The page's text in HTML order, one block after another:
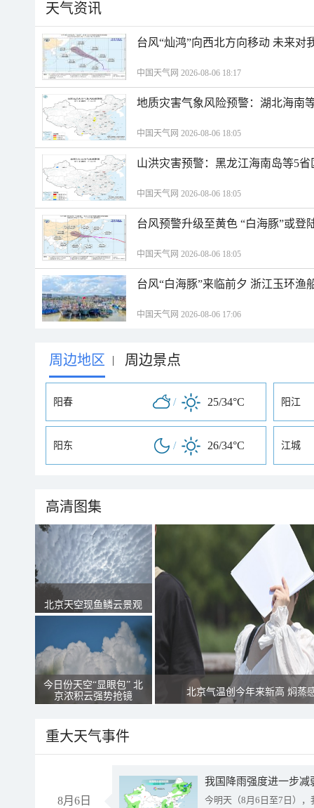
天气资讯
台风“灿鸿”向西北方向移动 未来对
中国天气网 2026-08-06 18:17
地质灾害气象风险预警：湖北海南
中国天气网 2026-08-06 18:05
山洪灾害预警：黑龙江海南岛等5
中国天气网 2026-08-06 18:05
台风预警升级至黄色 “白海豚”或登
中国天气网 2026-08-06 18:05
台风“白海豚”来临前夕 浙江玉环渔
中国天气网 2026-08-06 17:06
周边地区 | 周边景点
阳春 / 25/34°C 阳江
阳东 / 26/34°C 江城
高清图集
北京天空现鱼鳞云景观
今日份天空“显眼包” 北
京浓积云强势抢镜
北京气温创今年来新高 焖蒸
重大天气事件
8月6日 今明天（8月6日至7日）